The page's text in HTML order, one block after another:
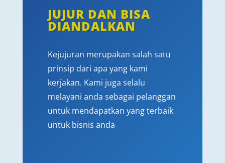
JUJUR DAN BISA
DIANDALKAN
Kejujuran merupakan salah satu
prinsip dari apa yang kami
kerjakan. Kami juga selalu
melayani anda sebagai pelanggan
untuk mendapatkan yang terbaik
untuk bisnis anda